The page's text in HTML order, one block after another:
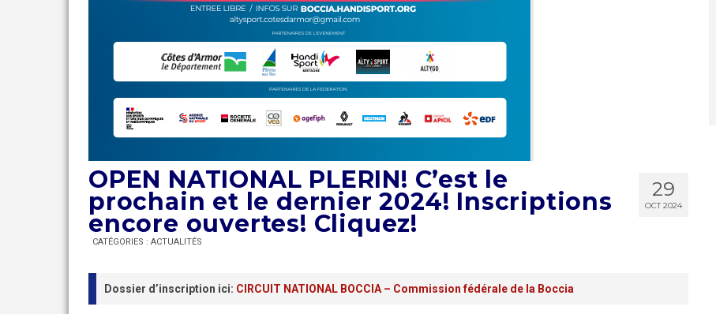
29
OCT 2024
OPEN NATIONAL PLERIN! C’est le
prochain et le dernier 2024! Inscriptions
encore ouvertes! Cliquez!
CATÉGORIES : ACTUALITÉS
Dossier d’inscription ici: CIRCUIT NATIONAL BOCCIA – Commission fédérale de la Boccia